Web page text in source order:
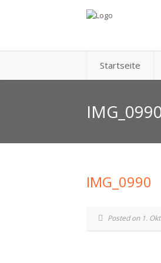
Startseite
IMG_0990
Posted on 1.